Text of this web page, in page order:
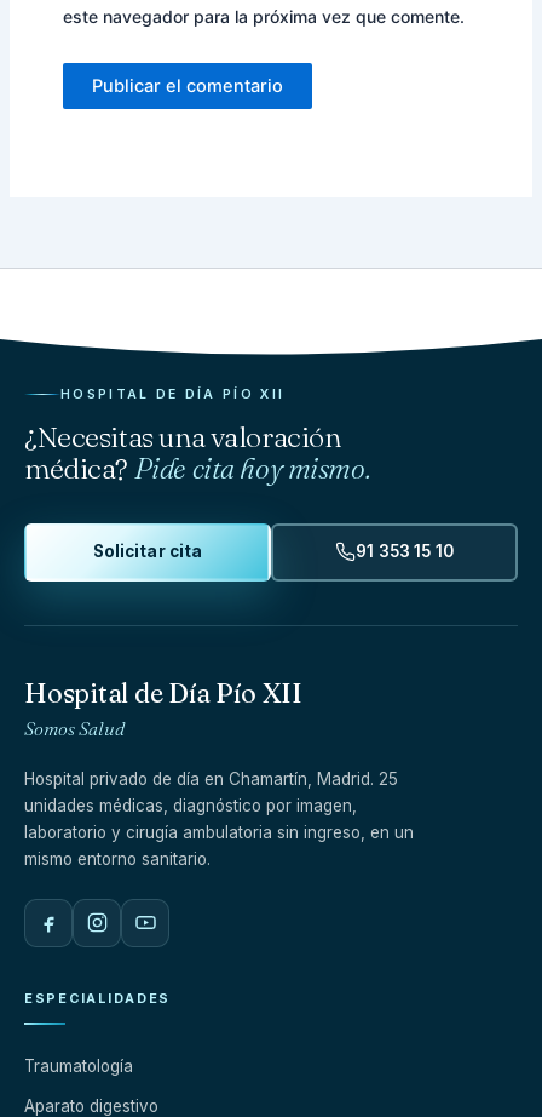
este navegador para la próxima vez que comente.
HOSPITAL DE DÍA PÍO XII
¿Necesitas una valoración
médica? Pide cita hoy mismo.
Solicitar cita 91 353 15 10
Hospital de Día Pío XII
Somos Salud
Hospital privado de día en Chamartín, Madrid. 25
unidades médicas, diagnóstico por imagen,
laboratorio y cirugía ambulatoria sin ingreso, en un
mismo entorno sanitario.
ESPECIALIDADES
Traumatología
Aparato digestivo